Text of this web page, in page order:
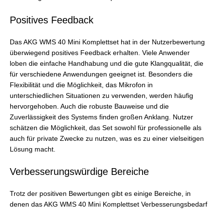
Positives Feedback
Das AKG WMS 40 Mini Komplettset hat in der Nutzerbewertung
überwiegend positives Feedback erhalten. Viele Anwender
loben die einfache Handhabung und die gute Klangqualität, die
für verschiedene Anwendungen geeignet ist. Besonders die
Flexibilität und die Möglichkeit, das Mikrofon in
unterschiedlichen Situationen zu verwenden, werden häufig
hervorgehoben. Auch die robuste Bauweise und die
Zuverlässigkeit des Systems finden großen Anklang. Nutzer
schätzen die Möglichkeit, das Set sowohl für professionelle als
auch für private Zwecke zu nutzen, was es zu einer vielseitigen
Lösung macht.
Verbesserungswürdige Bereiche
Trotz der positiven Bewertungen gibt es einige Bereiche, in
denen das AKG WMS 40 Mini Komplettset Verbesserungsbedarf